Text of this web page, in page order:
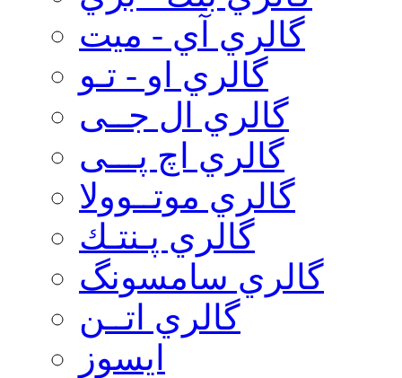
گالري آي - ميت
گالري او - تـو
گالري ال جــی
گالري اچ پـــی
گالري موتــوولا
گالري پـنتـك
گالري سامسونگ
گالري اتــن
ایسوز